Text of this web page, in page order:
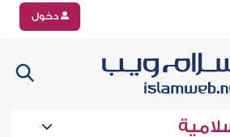
دخول